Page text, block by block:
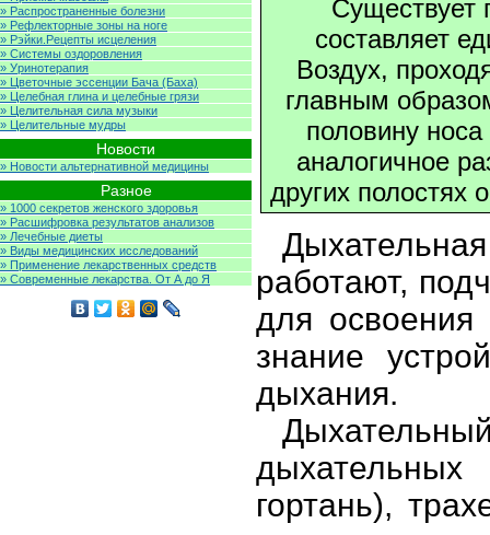
Существует
составляет
Воздух,
главным
половину
аналогичное
других полостях
работают,
для освоения
знание
дыхания.
дыхательных
гортань),
» Распространенные болезни
» Рефлекторные зоны на ноге
» Рэйки.Рецепты исцеления
» Системы оздоровления
» Уринотерапия
» Цветочные эссенции Бача (Баха)
» Целебная глина и целебные грязи
» Целительная сила музыки
» Целительные мудры
Новости
» Новости альтернативной медицины
Разное
» 1000 секретов женского здоровья
» Расшифровка результатов анализов
» Лечебные диеты
» Виды медицинских исследований
» Применение лекарственных средств
» Современные лекарства. От А до Я